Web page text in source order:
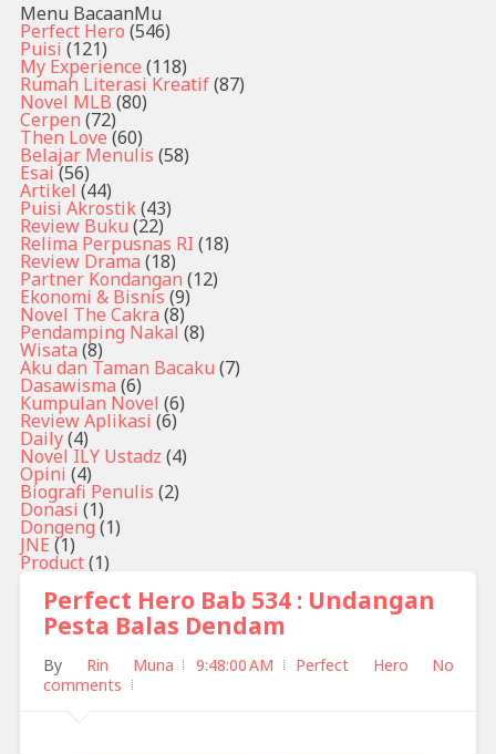
Menu BacaanMu
Perfect Hero (546)
Puisi (121)
My Experience (118)
Rumah Literasi Kreatif(87)
Novel MLB (80)
Cerpen (72)
Then Love (60)
Belajar Menulis (58)
Esai (56)
Artikel (44)
Puisi Akrostik(43)
Review Buku (22)
Relima Perpusnas RI (18)
Review Drama (18)
Partner Kondangan (12)
Ekonomi & Bisnis (9)
Novel The Cakra (8)
Pendamping Nakal (8)
Wisata (8)
Aku dan Taman Bacaku (7)
Dasawisma (6)
Kumpulan Novel (6)
Review Aplikasi (6)
Daily(4)
Novel ILY Ustadz (4)
Opini (4)
Biografi Penulis (2)
Donasi (1)
Dongeng (1)
JNE (1)
Product(1)
Perfect Hero Bab 534 : Undangan
Pesta Balas Dendam
By Rin Muna 9:48:00 AM Perfect Hero
No
comments